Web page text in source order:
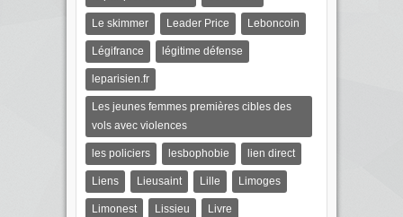
Le skimmer Leader Price Leboncoin
Légifrance légitime défense
leparisien.fr
Les jeunes femmes premières cibles des
vols avec violences
les policiers lesbophobie lien direct
Liens Lieusaint Lille Limoges
Limonest Lissieu Livre